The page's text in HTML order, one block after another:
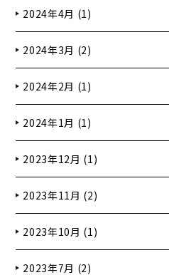
2024年4月 (1)
2024年3月 (2)
2024年2月 (1)
2024年1月 (1)
2023年12月 (1)
2023年11月 (2)
2023年10月 (1)
2023年7月 (2)